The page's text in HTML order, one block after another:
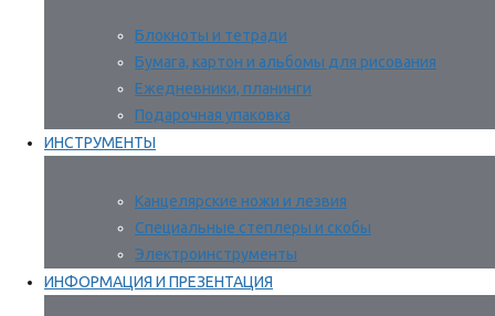
Блокноты и тетради
Бумага, картон и альбомы для рисования
Ежедневники, планинги
Подарочная упаковка
ИНСТРУМЕНТЫ
Канцелярские ножи и лезвия
Специальные степлеры и скобы
Электроинструменты
ИНФОРМАЦИЯ И ПРЕЗЕНТАЦИЯ